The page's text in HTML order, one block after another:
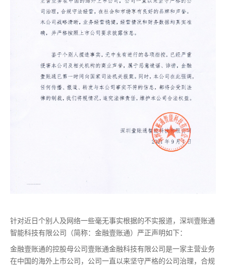
针对近日个别人及网络一些毫无事实根据的不实报道，深圳壹账通
智能科技有限公司（简称：金融壹账通）严正声明如下：
金融壹账通的控股母公司壹账通金融科技有限公司是一家主营业务
在中国的海外上市公司，公司一直以来坚守严格的公司治理，合规